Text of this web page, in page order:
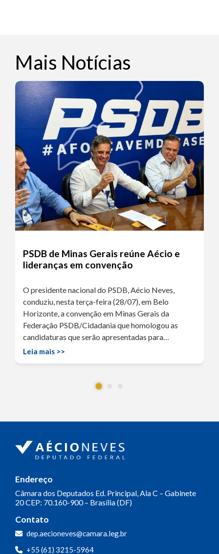
Mais Notícias
PSDB de Minas Gerais reúne Aécio e
lideranças em convenção
O presidente nacional do PSDB, Aécio Neves,
conduziu, nesta terça-feira (28/07), em Belo
Horizonte, a convenção em Minas Gerais da
Federação PSDB/Cidadania que homologou as
candidaturas que serão apresentadas para…
Leia mais >>
Endereço
Câmara dos Deputados Ed. Principal, Ala C – Gabinete
20CEP: 70.160-900 – Brasília (DF)
Contato
dep.aecioneves@camara.leg.br
+55 (61) 3215-5964